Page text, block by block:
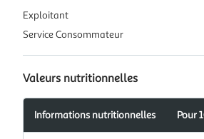
Exploitant
Service Consommateur
Valeurs nutritionnelles
Informations nutritionnelles Pour